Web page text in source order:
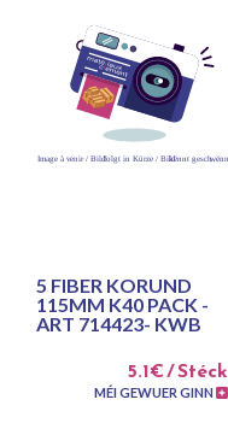
5 FIBER KORUND
115MM K40 PACK -
ART 714423- KWB
5.1€ / Stéck
MÉI GEWUER GINN